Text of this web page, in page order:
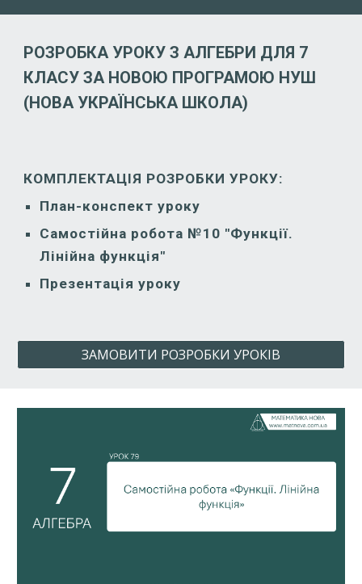
РОЗРОБКА УРОКУ З АЛГЕБРИ ДЛЯ 7
КЛАСУ ЗА НОВОЮ ПРОГРАМОЮ НУШ
(НОВА УКРАЇНСЬКА ШКОЛА)
КОМПЛЕКТАЦІЯ РОЗРОБКИ УРОКУ:
План-конспект уроку
Самостійна робота №10 "Функції.
Лінійна функція"
Презентація уроку
ЗАМОВИТИ РОЗРОБКИ УРОКІВ